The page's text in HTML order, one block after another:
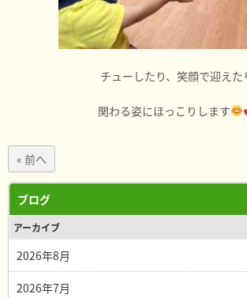
チューしたり、笑顔で迎えた
関わる姿にほっこりします
« 前へ
ブログ
アーカイブ
2026年8月
2026年7月